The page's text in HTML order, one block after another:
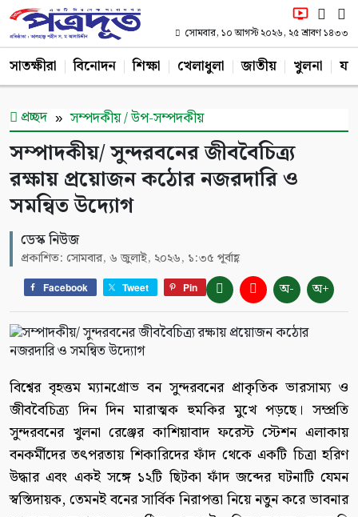
সোমবার, ১০ আগস্ট ২০২৬, ২৫ শ্রাবণ ১৪৩৩
সাতক্ষীরা বিনোদন শিক্ষা খেলাধুলা জাতীয় খুলনা
প্রচ্ছদ সম্পদকীয় / উপ-সম্পদকীয়
সম্পাদকীয়/ সুন্দরবনের জীববৈচিত্র্য
রক্ষায় প্রয়োজন কঠোর নজরদারি ও
সমন্বিত উদ্যোগ
ডেস্ক নিউজ
প্রকাশিত: সোমবার, ৬ জুলাই, ২০২৬, ১:৩৫ পূর্বাহ্ণ
Facebook Tweet Pin অ- অ+
বিশ্বের বৃহত্তম ম্যানগ্রোভ বন সুন্দরবনের প্রাকৃতিক ভারসাম্য ও
জীববৈচিত্র্য দিন দিন মারাত্মক হুমকির মুখে পড়ছে। সম্প্রতি
সুন্দরবনের খুলনা রেঞ্জের কাশিয়াবাদ ফরেস্ট স্টেশন এলাকায়
বনকর্মীদের তৎপরতায় শিকারিদের ফাঁদ থেকে একটি চিত্রা হরিণ
উদ্ধার এবং একই সঙ্গে ১২টি ছিটকা ফাঁদ জব্দের ঘটনাটি যেমন
স্বস্তিদায়ক, তেমনই বনের সার্বিক নিরাপত্তা নিয়ে নতুন করে ভাবনার